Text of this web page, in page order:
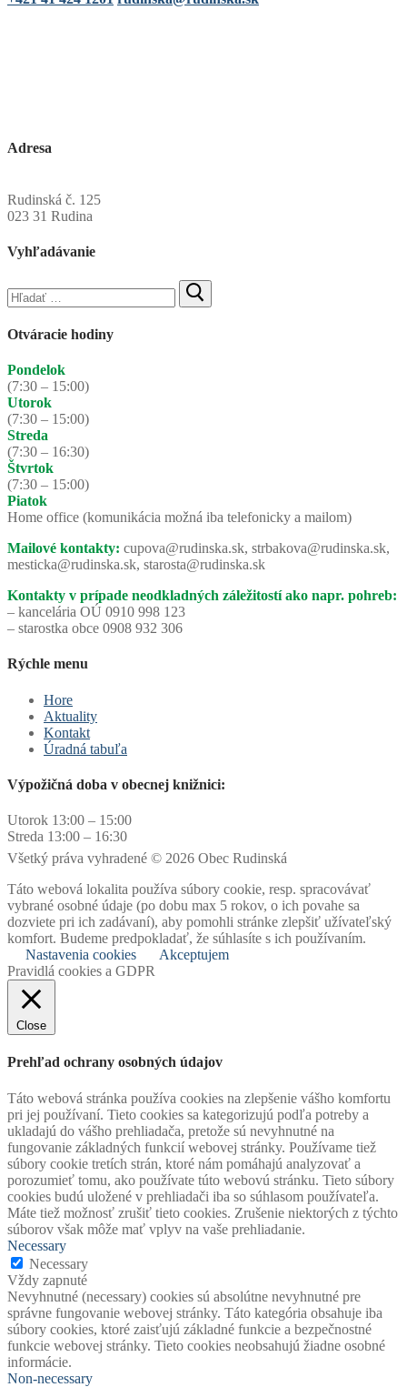
Adresa
Rudinská č. 125
023 31 Rudina
Vyhľadávanie
Hľadať:
Otváracie hodiny
Pondelok
(7:30 – 15:00)
Utorok
(7:30 – 15:00)
Streda
(7:30 – 16:30)
Štvrtok
(7:30 – 15:00)
Piatok
Home office (komunikácia možná iba telefonicky a mailom)
Mailové kontakty: cupova@rudinska.sk, strbakova@rudinska.sk,
mesticka@rudinska.sk, starosta@rudinska.sk
Kontakty v prípade neodkladných záležitostí ako napr. pohreb:
– kancelária OÚ 0910 998 123
– starostka obce 0908 932 306
Rýchle menu
Hore
Aktuality
Kontakt
Úradná tabuľa
Výpožičná doba v obecnej knižnici:
Utorok 13:00 – 15:00
Streda 13:00 – 16:30
Všetký práva vyhradené © 2026 Obec Rudinská
Táto webová lokalita používa súbory cookie, resp. spracovávať
vybrané osobné údaje (po dobu max 5 rokov, o ich povahe sa
dozviete pri ich zadávaní), aby pomohli stránke zlepšiť užívateľský
komfort. Budeme predpokladať, že súhlasíte s ich používaním.
Nastavenia cookies
Akceptujem
Pravidlá cookies a GDPR
Close
Prehľad ochrany osobných údajov
Táto webová stránka používa cookies na zlepšenie vášho komfortu
pri jej používaní. Tieto cookies sa kategorizujú podľa potreby a
ukladajú do vášho prehliadača, pretože sú nevyhnutné na
fungovanie základných funkcií webovej stránky. Používame tiež
súbory cookie tretích strán, ktoré nám pomáhajú analyzovať a
porozumieť tomu, ako používate túto webovú stránku. Tieto súbory
cookies budú uložené v prehliadači iba so súhlasom používateľa.
Máte tiež možnosť zrušiť tieto cookies. Zrušenie niektorých z týchto
súborov však môže mať vplyv na vaše prehliadanie.
Necessary
Necessary
Vždy zapnuté
Nevyhnutné (necessary) cookies sú absolútne nevyhnutné pre
správne fungovanie webovej stránky. Táto kategória obsahuje iba
súbory cookies, ktoré zaisťujú základné funkcie a bezpečnostné
funkcie webovej stránky. Tieto cookies neobsahujú žiadne osobné
informácie.
Non-necessary